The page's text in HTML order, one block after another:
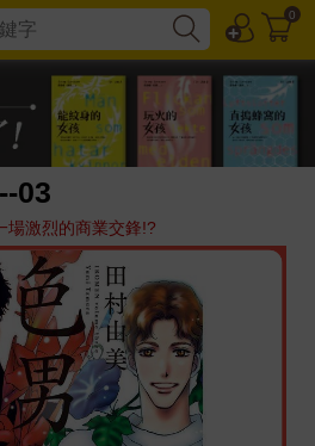
0
03
場激烈的商業交鋒!?